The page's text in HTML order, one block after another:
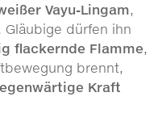
Vayu-Lingam,
Gläubige dürfen ihn
flackernde Flamme,
brennt,
Kraft